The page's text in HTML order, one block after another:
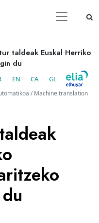
taldeak Euskal Herriko
du
EN CA GL
/ Machine translation